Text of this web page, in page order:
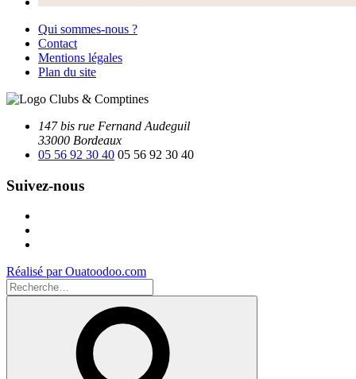
Qui sommes-nous ?
Contact
Mentions légales
Plan du site
147 bis rue Fernand Audeguil
33000 Bordeaux
05 56 92 30 40 05 56 92 30 40
Suivez-nous
Réalisé par Ouatoodoo.com
Recherche
pour